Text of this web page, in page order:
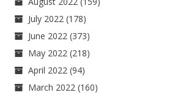
July 2022 (178)
June 2022 (373)
May 2022 (218)
April 2022 (94)
March 2022 (160)